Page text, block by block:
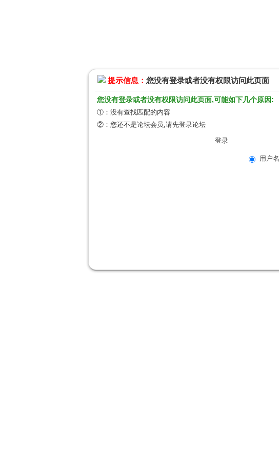
提示信息： 您没有登录或者没有权限访问此页面
您没有登录或者没有权限访问此页面,可能如下几个原因:
①：没有查找匹配的内容
②：您还不是论坛会员,请先登录论坛
登录
用户名